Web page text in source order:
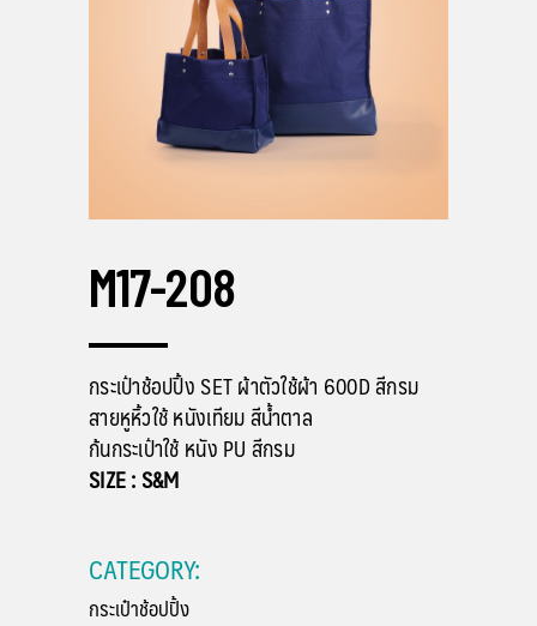
M17-208
กระเป๋าช้อปปิ้ง SET ผ้าตัวใช้ผ้า 600D สีกรม
สายหูหิ้วใช้ หนังเทียม สีน้ำตาล
ก้นกระเป๋าใช้ หนัง PU สีกรม
SIZE : S&M
CATEGORY:
กระเป๋าช้อปปิ้ง